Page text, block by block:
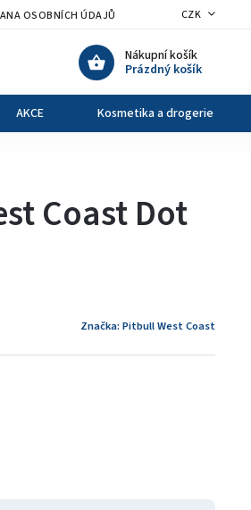
OSOBNÍCH ÚDAJŮ VÝMĚNA A VRÁCENÍ
CZK
Nákupní košík
Prázdný košík
AKCE Kosmetika a drogerie
Coast Dot
Značka: Pitbull West Coast